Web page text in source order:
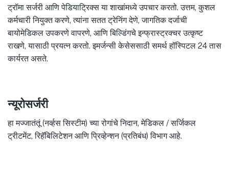
ट्रॉमा सर्जरी आणि पेडियाट्रिक्स या शाखांमध्ये उपचार करतो. उत्तम, कुशल
कर्मचारी नियुक्त करणे, त्यांना सतत ट्रेनिंग देणे, जागतिक दर्जाची
बायोमेडिकल उपकरणे वापरणे, आणि बिल्डिंगचे इन्फ्रास्ट्रक्चर उत्कृष्ट
राखणे, यासाठी प्रयत्न करतो. इमर्जन्सी केसेससाठी समर्थ हॉस्पिटल 24 तास
कार्यरत असते.
न्यूरोसर्जरी
हा मज्जातंतूं (नर्व्हस सिस्टीम) च्या रोगांचे निदान, मेडिकल / सर्जिकल
ट्रीटमेंट, रिहॅबिलिटेशन आणि प्रिव्हेन्शन (प्रतिबंध) विभाग आहे.